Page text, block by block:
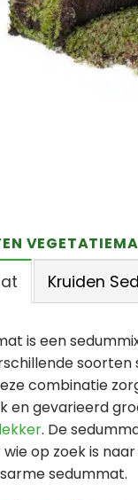
Kruiden
is een
soorten
combinatie
en gevarieerd
. De
op zoek is
sedummat.